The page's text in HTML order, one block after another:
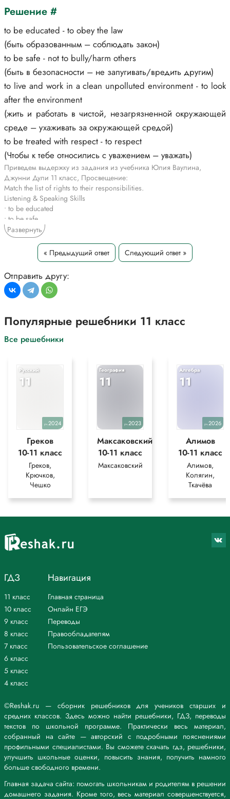
Решение #
to be educated - to obey the law
(быть образованным – соблюдать закон)
to be safe - not to bully/harm others
(быть в безопасности – не запугивать/вредить другим)
to live and work in a clean unpolluted environment - to look
after the environment
(жить и работать в чистой, незагрязненной окружающей
среде – ухаживать за окружающей средой)
to be treated with respect - to respect
(Чтобы к тебе относились с уважением – уважать)
Приведем выдержку из задания из учебника Юлия Ваулина,
Джунни Дули 11 класс, Просвещение:
Match the list of rights to their responsibilities.
Listening & Speaking Skills
• to be educated
• to be safe
• to live & work in a clean, unpolluted environment
• to be treated with respect
RESPONSIBILITIES
• to respect others regardless of sex, age, ethnic origin, nationality
• not to bully/harm others
• to obey the law
• to look after the environment
*Цитирирование части задания со ссылкой на учебник
понимания разбора решения задания.
Развернуть
« Предыдущий ответ Следующий ответ »
Отправить другу:
Популярные решебники 11 класс
Все решебники
Русский
11
уч. 2024
Греков
10-11 класс
Греков,
Крючков,
Чешко
География
11
уч.2023
Максаковский
10-11 класс
Максаковский
Алгебра
11
уч.2026
Алимов
10-11 класс
Алимов,
Колягин,
Ткачёва
©Reshak.ru — сборник решебников для учеников старших и
средних классов. Здесь можно найти решебники, ГДЗ, переводы
текстов по школьной программе. Практически весь материал,
собранный на сайте — авторский с подробными пояснениями
профильными специалистами. Вы сможете скачать гдз, решебники,
улучшить школьные оценки, повысить знания, получить намного
больше свободного времени.
Главная задача сайта: помогать школьникам и родителям в решении
домашнего задания. Кроме того, весь материал совершенствуется,
ГДЗ
11 класс
10 класс
9 класс
8 класс
7 класс
6 класс
5 класс
4 класс
Навигация
Главная страница
Онлайн ЕГЭ
Переводы
Правообладателям
Пользовательское соглашение